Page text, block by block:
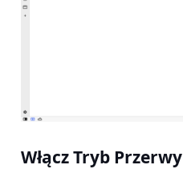
Włącz Tryb Przerwy